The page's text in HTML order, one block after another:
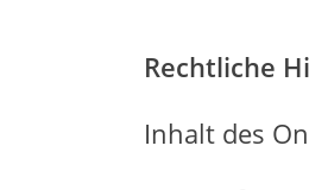
Rechtliche
Inhalt des